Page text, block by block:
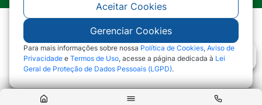
©2026 - Prefeitura Municipal de Nova Lacerda -
MT - Todos os direitos reservados
Aceitar Cookies
Gerenciar Cookies
Para mais informações sobre nossa Política de Cookies, Aviso de
Privacidade e Termos de Uso, acesse a página dedicada à Lei
Geral de Proteção de Dados Pessoais (LGPD).